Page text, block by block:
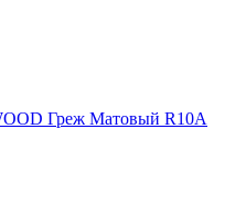
Греж Матовый R10A